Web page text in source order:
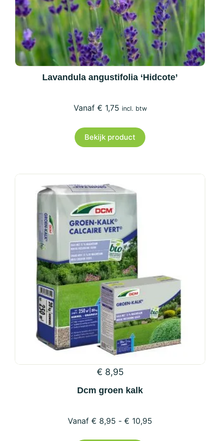
Lavandula angustifolia ‘Hidcote’
€ 1,75 incl. btw
Bekijk product
€ 8,95
Dcm groen kalk
€ 8,95 - € 10,95